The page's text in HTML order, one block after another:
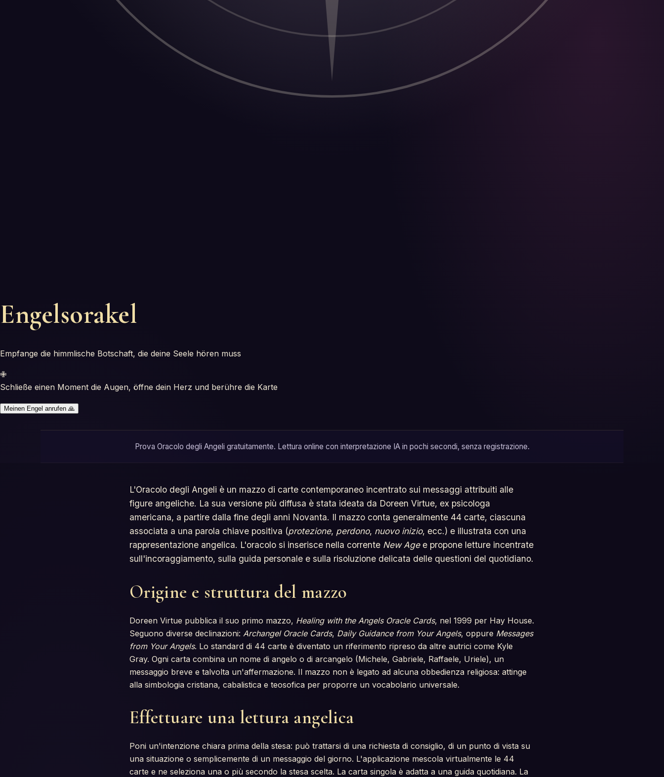
Engelsorakel
Empfange die himmlische Botschaft, die deine Seele hören muss
✙
Schließe einen Moment die Augen, öffne dein Herz und berühre die Karte
Meinen Engel anrufen 🙏
Prova Oracolo degli Angeli gratuitamente. Lettura online con interpretazione IA in pochi secondi, senza registrazione.
L'Oracolo degli Angeli è un mazzo di carte contemporaneo incentrato sui messaggi attribuiti alle
figure angeliche. La sua versione più diffusa è stata ideata da Doreen Virtue, ex psicologa
americana, a partire dalla fine degli anni Novanta. Il mazzo conta generalmente 44 carte, ciascuna
associata a una parola chiave positiva (protezione, perdono, nuovo inizio, ecc.) e illustrata con una
rappresentazione angelica. L'oracolo si inserisce nella corrente New Agee propone letture incentrate
sull'incoraggiamento, sulla guida personale e sulla risoluzione delicata delle questioni del quotidiano.
Origine e struttura del mazzo
Doreen Virtue pubblica il suo primo mazzo, Healing with the Angels Oracle Cards, nel 1999 per Hay House.
Seguono diverse declinazioni: Archangel Oracle Cards, Daily Guidance from Your Angels, oppure Messages
from Your Angels. Lo standard di 44 carte è diventato un riferimento ripreso da altre autrici come Kyle
Gray. Ogni carta combina un nome di angelo o di arcangelo (Michele, Gabriele, Raffaele, Uriele), un
messaggio breve e talvolta un'affermazione. Il mazzo non è legato ad alcuna obbedienza religiosa: attinge
alla simbologia cristiana, cabalistica e teosofica per proporre un vocabolario universale.
Effettuare una lettura angelica
Poni un'intenzione chiara prima della stesa: può trattarsi di una richiesta di consiglio, di un punto di vista su
una situazione o semplicemente di un messaggio del giorno. L'applicazione mescola virtualmente le 44
carte e ne seleziona una o più secondo la stesa scelta. La carta singola è adatta a una guida quotidiana. La